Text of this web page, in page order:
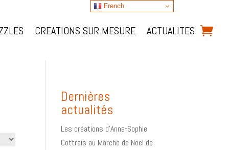
CREATIONS SUR MESURE ACTUALITES
Dernières
actualités
Les créations d’Anne-Sophie
Cottrais au Marché de Noël de
French